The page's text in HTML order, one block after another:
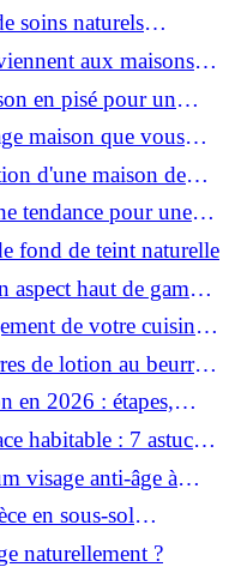
soins naturels
aux maisons et
en pisé pour un
maison que vous
d'une maison de
tendance pour une
fond de teint naturelle
aspect haut de gamme
de votre cuisine
de lotion au beurre
en 2026 : étapes,
habitable : 7 astuces
visage anti-âge à
en sous-sol
naturellement ?